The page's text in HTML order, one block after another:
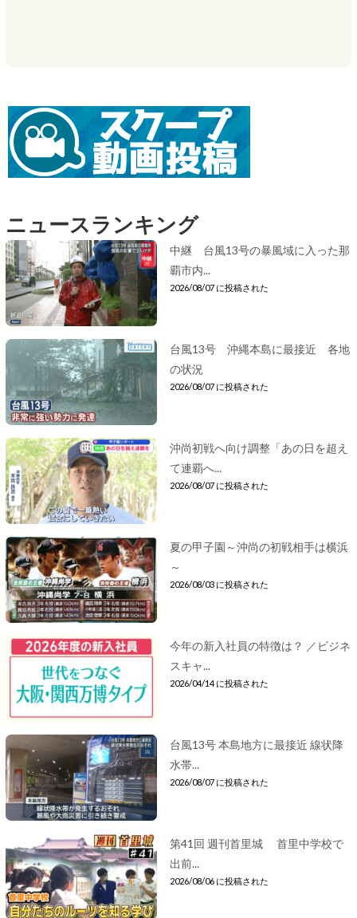
ニュースランキング
中継 台風13号の暴風域に入った那
覇市内...
2026/08/07 に投稿された
台風13号 沖縄本島に最接近 各地
の状況
2026/08/07 に投稿された
沖尚初戦へ向け調整「あの日を超え
て連覇へ...
2026/08/07 に投稿された
夏の甲子園～沖尚の初戦相手は横浜
～
2026/08/03 に投稿された
今年の新入社員の特徴は？ ／ビジネ
スキャ...
2026/04/14 に投稿された
台風13号 本島地方に最接近 線状降
水帯...
2026/08/07 に投稿された
第41回 週刊首里城 首里中学校で
出前...
2026/08/06 に投稿された